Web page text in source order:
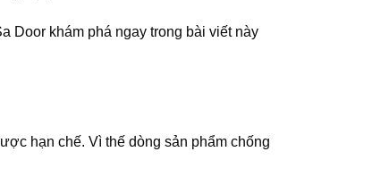
Door khám phá ngay trong bài viết này
hạn chế. Vì thế dòng sản phẩm chống